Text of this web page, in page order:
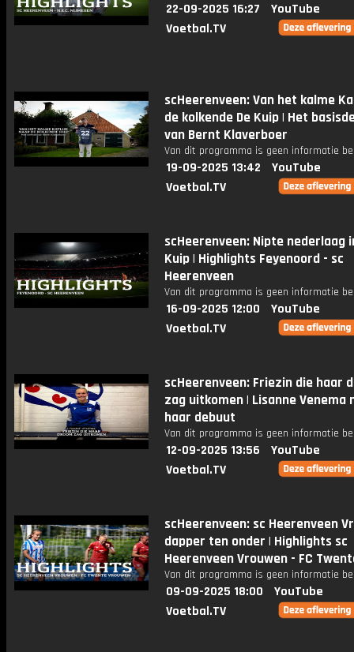
22-09-2025 16:27
YouTube
Voetbal.TV
scHeerenveen: Van het kalme
de kolkende De Kuip | Het
van Bernt Klaverboer
Van dit programma is geen informatie
19-09-2025 13:42
YouTube
Voetbal.TV
scHeerenveen: Nipte nederlaag
Kuip | Highlights Feyenoord - sc
Heerenveen
Van dit programma is geen informatie
16-09-2025 12:00
YouTube
Voetbal.TV
scHeerenveen: Friezin die haar
zag uitkomen | Lisanne Venema
haar debuut
Van dit programma is geen informatie
12-09-2025 13:56
YouTube
Voetbal.TV
scHeerenveen: sc Heerenveen
dapper ten onder | Highlights sc
Heerenveen Vrouwen - FC
Van dit programma is geen informatie
09-09-2025 18:00
YouTube
Voetbal.TV